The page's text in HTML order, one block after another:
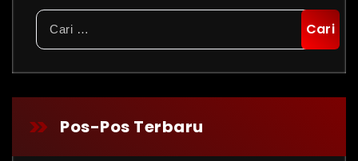
Cari
untuk:
Pos-Pos Terbaru